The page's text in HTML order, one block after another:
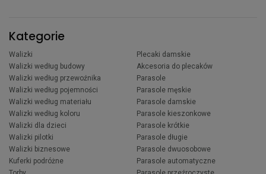
Kategorie
Walizki
Walizki według budowy
Walizki według przewoźnika
Walizki według pojemności
Walizki według materiału
Walizki według koloru
Walizki dla dzieci
Walizki pilotki
Walizki biznesowe
Kuferki podróżne
Plecaki damskie
Akcesoria do plecaków
Parasole
Parasole męskie
Parasole damskie
Parasole kieszonkowe
Parasole krótkie
Parasole długie
Parasole dwuosobowe
Parasole automatyczne